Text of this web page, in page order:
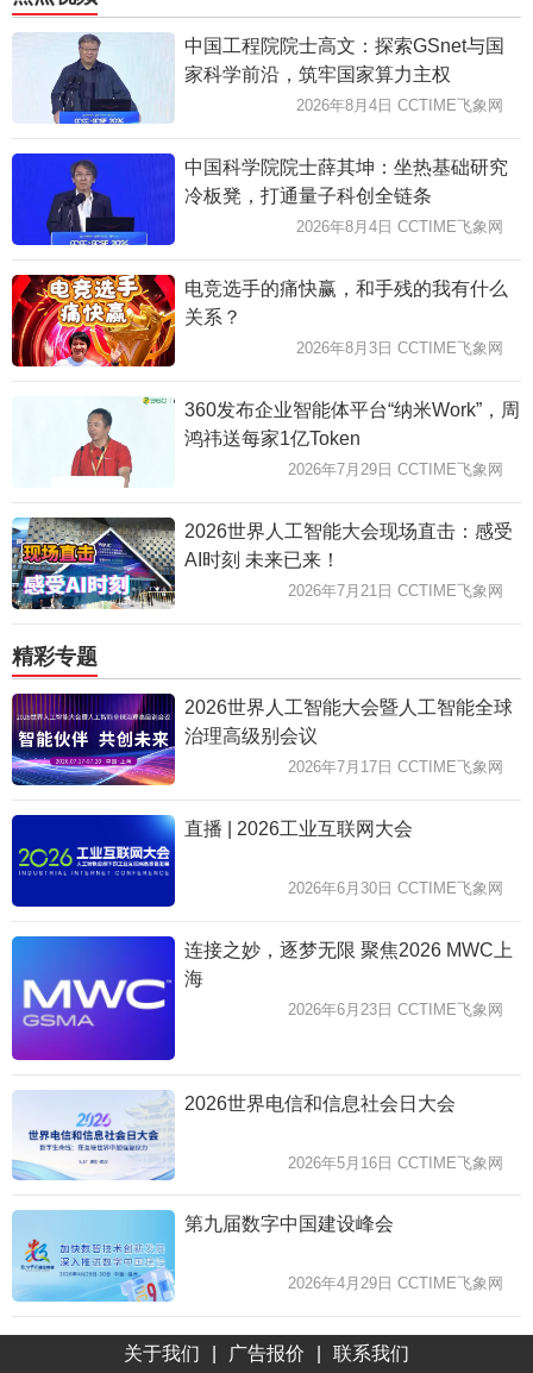
中国工程院院士高文：探索GSnet与国
家科学前沿，筑牢国家算力主权
2026年8月4日 CCTIME飞象网
中国科学院院士薛其坤：坐热基础研究
冷板凳，打通量子科创全链条
2026年8月4日 CCTIME飞象网
电竞选手的痛快赢，和手残的我有什么
关系？
2026年8月3日 CCTIME飞象网
360发布企业智能体平台“纳米Work”，周
鸿祎送每家1亿Token
2026年7月29日 CCTIME飞象网
2026世界人工智能大会现场直击：感受
AI时刻 未来已来！
2026年7月21日 CCTIME飞象网
精彩专题
2026世界人工智能大会暨人工智能全球
治理高级别会议
2026年7月17日 CCTIME飞象网
直播 | 2026工业互联网大会
2026年6月30日 CCTIME飞象网
连接之妙，逐梦无限 聚焦2026 MWC上
海
2026年6月23日 CCTIME飞象网
2026世界电信和信息社会日大会
2026年5月16日 CCTIME飞象网
第九届数字中国建设峰会
2026年4月29日 CCTIME飞象网
关于我们 广告报价 联系我们